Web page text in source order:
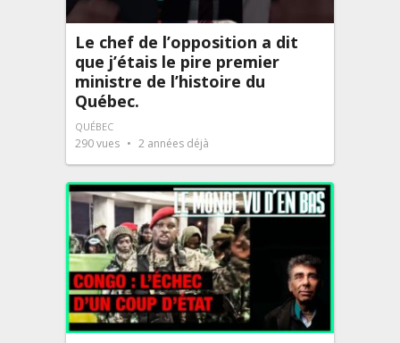
Le chef de l’opposition a dit
que j’étais le pire premier
ministre de l’histoire du
Québec.
QUÉBEC
290vues 2 années déjà